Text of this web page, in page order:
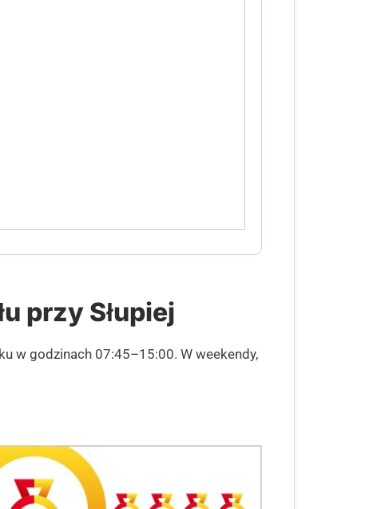
przy Słupiej
w godzinach 07:45–15:00. W weekendy,